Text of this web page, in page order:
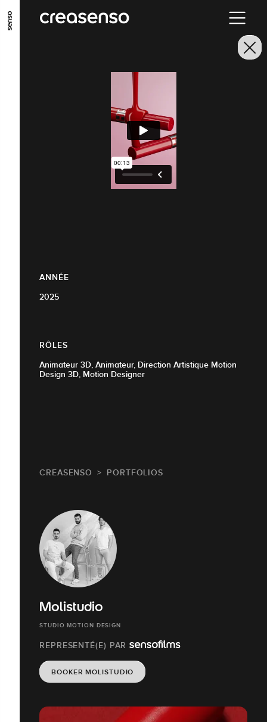
ALLER AU CONTENU PRINCIPAL
ANNÉE
2025
RÔLES
Animateur 3D, Animateur, Direction Artistique Motion
Design 3D, Motion Designer
CREASENSO PORTFOLIOS
Molistudio
STUDIO MOTION DESIGN
REPRESENTÉ(E) PAR
BOOKER MOLISTUDIO